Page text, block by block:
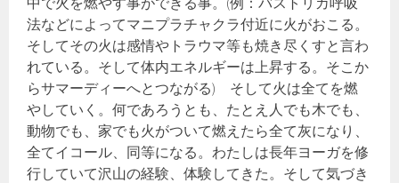
法などによってマニプラチャクラ付近に火がおこる。
そしてその火は感情やトラウマ等も焼き尽くすと言わ
れている。そして体内エネルギーは上昇する。そこか
らサマーディーへとつながる) そして火は全てを燃
やしていく。何であろうとも、たとえ人でも木でも、
動物でも、家でも火がついて燃えたら全て灰になり、
全てイコール、同等になる。わたしは長年ヨーガを修
行していて沢山の経験、体験してきた。そして気づき